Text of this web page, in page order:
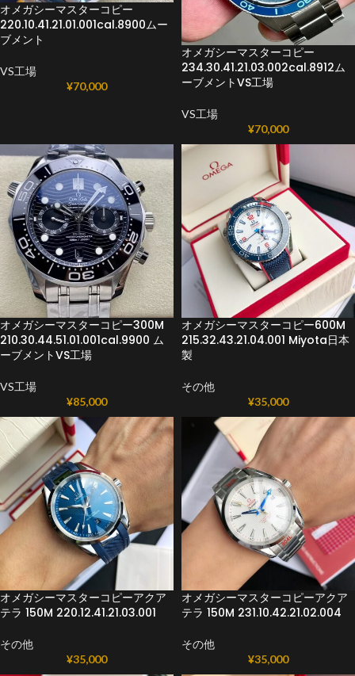
オメガシーマスターコピー
220.10.41.21.01.001cal.8900ムー
ブメント
VS工場
¥70,000
オメガシーマスターコピー
234.30.41.21.03.002cal.8912ム
ーブメントVS工場
VS工場
¥70,000
オメガシーマスターコピー300M
210.30.44.51.01.001cal.9900 ム
ーブメントVS工場
VS工場
¥85,000
オメガシーマスターコピー600M
215.32.43.21.04.001 Miyota日本
製
その他
¥35,000
オメガシーマスターコピーアクア
テラ 150 M 220.12.41.21.03.001
その他
¥35,000
オメガシーマスターコピーアクア
テラ 150 M 231.10.42.21.02.004
その他
¥35,000